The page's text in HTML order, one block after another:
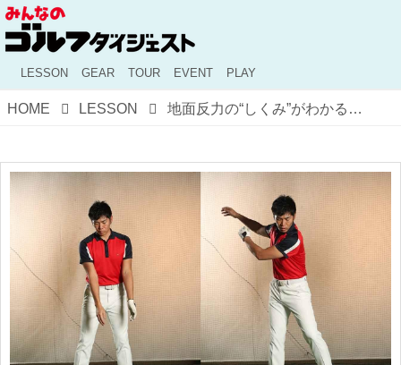
LESSON GEAR TOUR EVENT PLAY
HOME LESSON 地面反力の“しくみ”がわかる！ 「足踏みドリル」を試してみよう【驚異の反力打法～飛ばしたいならバイオメカ #15】